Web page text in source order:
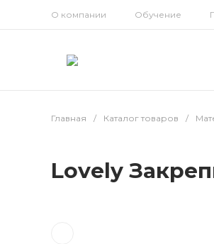
О компании Обучение
Главная / Каталог товаров /
Lovely